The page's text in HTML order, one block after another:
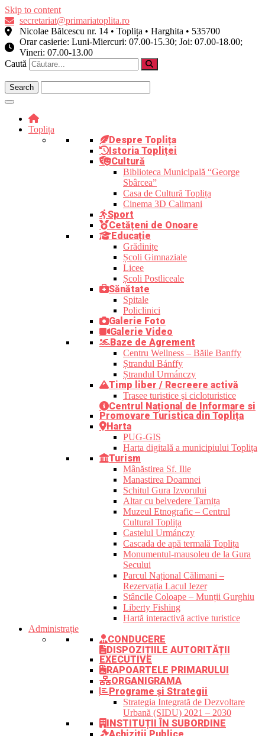
Skip to content
secretariat@primariatoplita.ro
Nicolae Bălcescu nr. 14 • Toplița • Harghita • 535700
Orar casierie: Luni-Miercuri: 07.00-15.30; Joi: 07.00-18.00;
Vineri: 07.00-13.00
Caută
Toplița
Despre Toplița
Istoria Topliței
Cultură
Biblioteca Municipală “George
Sbârcea”
Casa de Cultură Toplița
Cinema 3D Calimani
Sport
Cetățeni de Onoare
Educație
Grădinițe
Școli Gimnaziale
Licee
Școli Postliceale
Sănătate
Spitale
Policlinici
Galerie Foto
Galerie Video
Baze de Agrement
Centru Wellness – Băile Banffy
Ștrandul Bánffy
Ștrandul Urmánczy
Timp liber / Recreere activă
Trasee turistice şi cicloturistice
Centrul Național de Informare si
Promovare Turistica din Toplița
Harta
PUG-GIS
Harta digitală a municipiului Toplița
Turism
Mânăstirea Sf. Ilie
Manastirea Doamnei
Schitul Gura Izvorului
Altar cu belvedere Tarnița
Muzeul Etnografic – Centrul
Cultural Toplița
Castelul Urmánczy
Cascada de apă termală Toplița
Monumentul-mausoleu de la Gura
Secului
Parcul Național Călimani –
Rezervația Lacul Iezer
Stâncile Coloape – Munții Gurghiu
Liberty Fishing
Hartă interactivă active turistice
Administrație
CONDUCERE
DISPOZIȚIILE AUTORITĂȚII
EXECUTIVE
RAPOARTELE PRIMARULUI
ORGANIGRAMA
Programe și Strategii
Strategia Integrată de Dezvoltare
Urbană (SIDU) 2021 – 2030
INSTITUȚII ÎN SUBORDINE